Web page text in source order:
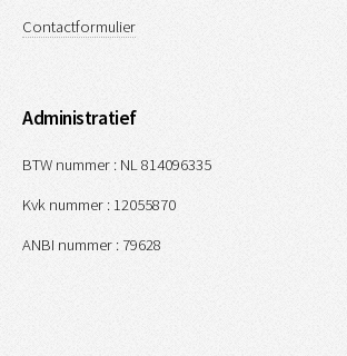
Contactformulier
Administratief
BTW nummer : NL 814096335
Kvk nummer : 12055870
ANBI nummer : 79628